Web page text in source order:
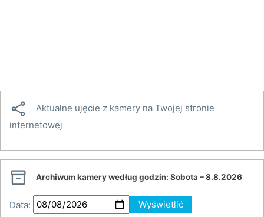

Aktualne ujęcie z kamery na Twojej stronie
internetowej
 Archiwum kamery według godzin: Sobota – 8.8.2026
Data: Wyświetlić